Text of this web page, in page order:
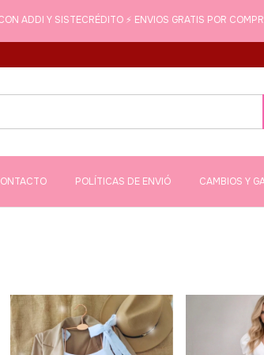
ADDI Y SISTECRÉDITO ⚡ ENVIOS GRATIS POR
POLÍTICAS DE ENVIÓ CAMBIOS Y